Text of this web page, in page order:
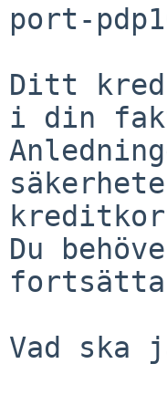
port-
Ditt
i din
Du
Vad ska